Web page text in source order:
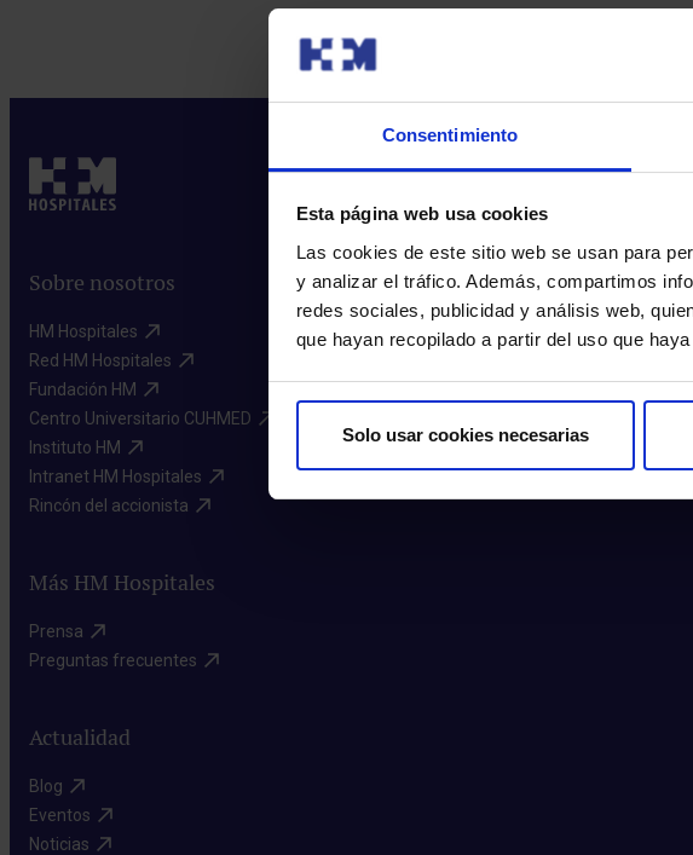
Consentimiento
Esta página web usa cookies
Las cookies de este sitio web se usan para
y analizar el tráfico. Además, compartimos
redes sociales, publicidad y análisis web,
que hayan recopilado a partir del uso que
Solo usar cookies necesarias
Sobre nosotros
HM Hospitales​
Red HM Hospitales​
Fundación HM​
Centro Universitario CUHMED​
Instituto HM​
Intranet HM Hospitales​
Rincón del accionista​
Más HM Hospitales
Prensa​
Preguntas frecuentes​
Actualidad
Blog​
Eventos​
Noticias​